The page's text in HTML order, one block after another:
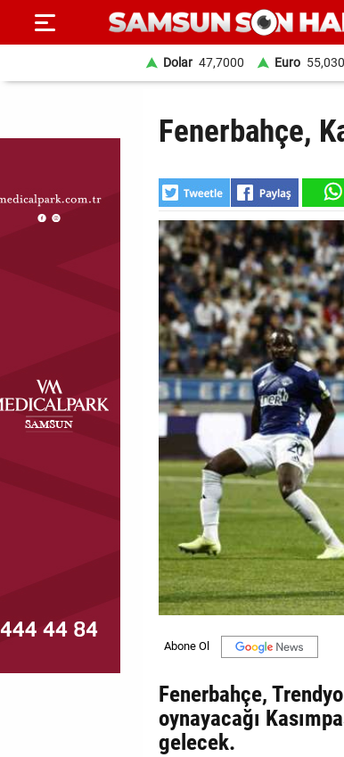
SAYFA
HABER
DÜNYA
MAGAZİN
Künye
İletişim
Dolar 47,7000 Euro
Fenerbahçe,
Fenerbahçe,
oynayacağı
gelecek.